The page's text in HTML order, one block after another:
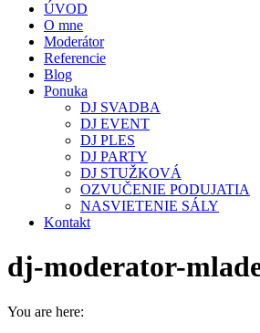
ÚVOD
O mne
Moderátor
Referencie
Blog
Ponuka
DJ SVADBA
DJ EVENT
DJ PLES
DJ PARTY
DJ STUŽKOVÁ
OZVUČENIE PODUJATIA
NASVIETENIE SÁLY
Kontakt
dj-moderator-
You are here: